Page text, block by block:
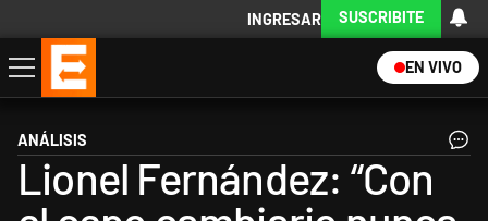
INGRESAR SUSCRIBITE
EN VIVO
Economía
Política
Internacional
Actualidad
Descargá la App
ANÁLISIS
Lionel Fernández: “Con